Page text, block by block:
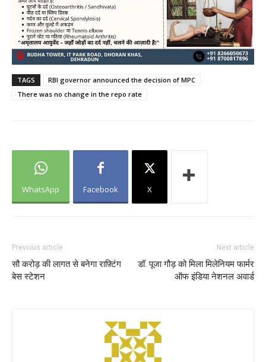
TAGS
RBI governor announced the decision of MPC
There was no change in the repo rate
WhatsApp Facebook X
Previous article
सौ करोड़ की लागत से बनेगा राफ़्टिंग
बेस स्टेशन
Next article
डॉ. पूजा गौड़ को मिला मिलेनियम फार्मर
ऑफ इंडिया नेशनल अवार्ड